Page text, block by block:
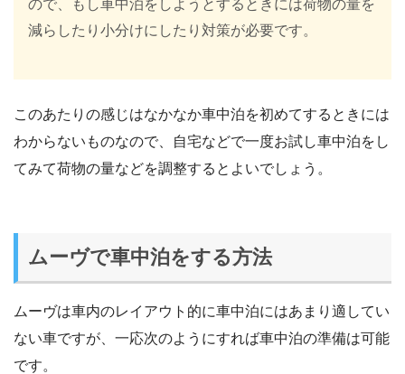
ので、もし車中泊をしようとするときには荷物の量を
減らしたり小分けにしたり対策が必要です。
このあたりの感じはなかなか車中泊を初めてするときには
わからないものなので、自宅などで一度お試し車中泊をし
てみて荷物の量などを調整するとよいでしょう。
ムーヴで車中泊をする方法
ムーヴは車内のレイアウト的に車中泊にはあまり適してい
ない車ですが、一応次のようにすれば車中泊の準備は可能
です。